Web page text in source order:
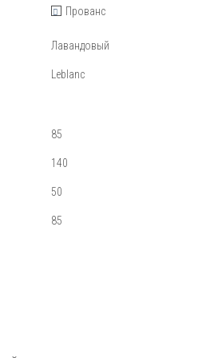
Прованс
Лавандовый
Leblanc
85
140
50
85